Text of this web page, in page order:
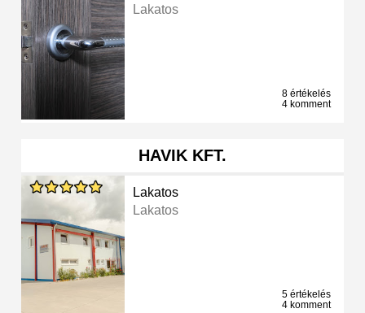
Lakatos
8 értékelés
4 komment
HAVIK KFT.
Lakatos
Lakatos
5 értékelés
4 komment